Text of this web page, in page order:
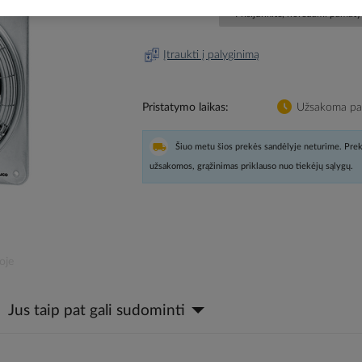
Prisijunkite, norėdami
Įtraukti į palyginimą
Pristatymo laikas Užsakoma
Šiuo metu šios prekės sandėlyje neturime.
užsakomos, grąžinimas priklauso nuo tiekėjų sąlygų.
Jus taip pat gali sudominti